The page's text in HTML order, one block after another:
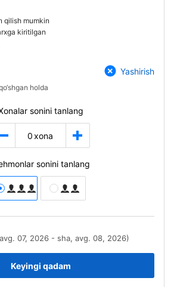
qilish mumkin
kiritilgan
holda
Yashirish
sonini tanlang
0 xona
sonini tanlang
07, 2026 - sha, avg. 08, 2026)
Keyingi qadam